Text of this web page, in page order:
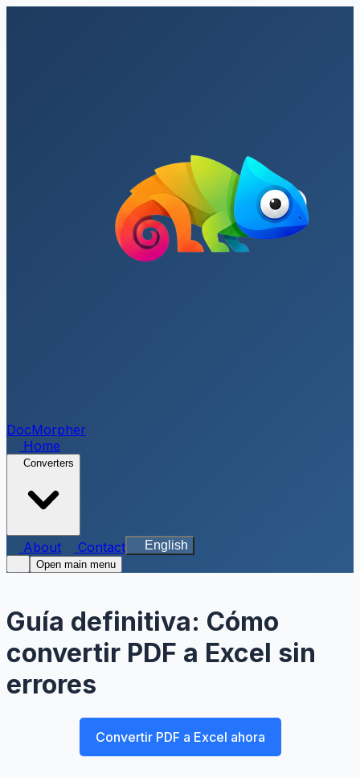
DocMorpher
Home
Converters
About Contact English
Open main menu
Guía definitiva: Cómo
convertir PDF a Excel sin
errores
Convertir PDF a Excel ahora